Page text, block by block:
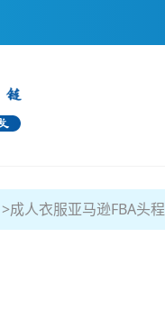
成人衣服亚马逊FBA头程